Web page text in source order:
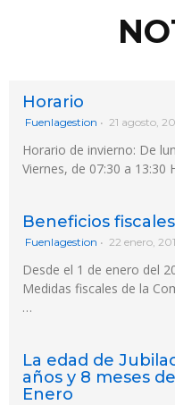
Horario
Fuenlagestion • 21 agosto,
Horario de invierno: De
Viernes, de 07:30 a
Beneficios
Fuenlagestion • 22 enero,
Desde el 1 de enero del
Medidas fiscales de la
…
La edad de
años y 8 meses
Enero